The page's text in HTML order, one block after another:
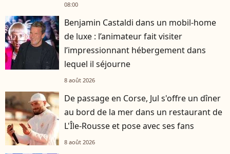
08:00
Benjamin Castaldi dans un mobil-home
de luxe : l’animateur fait visiter
l’impressionnant hébergement dans
lequel il séjourne
8 août 2026
De passage en Corse, Jul s'offre un dîner
au bord de la mer dans un restaurant de
L'Île-Rousse et pose avec ses fans
8 août 2026